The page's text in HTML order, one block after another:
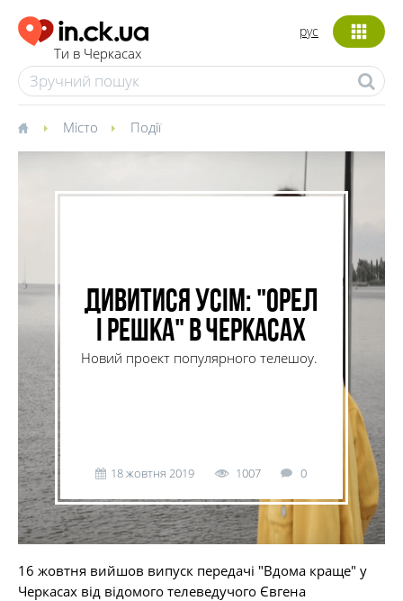
Ти в Черкасах
рус
Місто Події
Дивитися усім: "Орел
і решка" в Черкасах
Новий проект популярного телешоу.
18 жовтня 2019 1007 0
16 жовтня вийшов випуск передачі "Вдома краще" у
Черкасах від відомого телеведучого Євгена